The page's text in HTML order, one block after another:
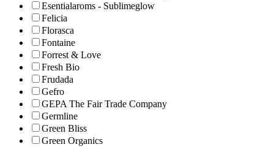
Esentialaroms - Sublimeglow
Felicia
Florasca
Fontaine
Forrest & Love
Fresh Bio
Frudada
Gefro
GEPA The Fair Trade Company
Germline
Green Bliss
Green Organics